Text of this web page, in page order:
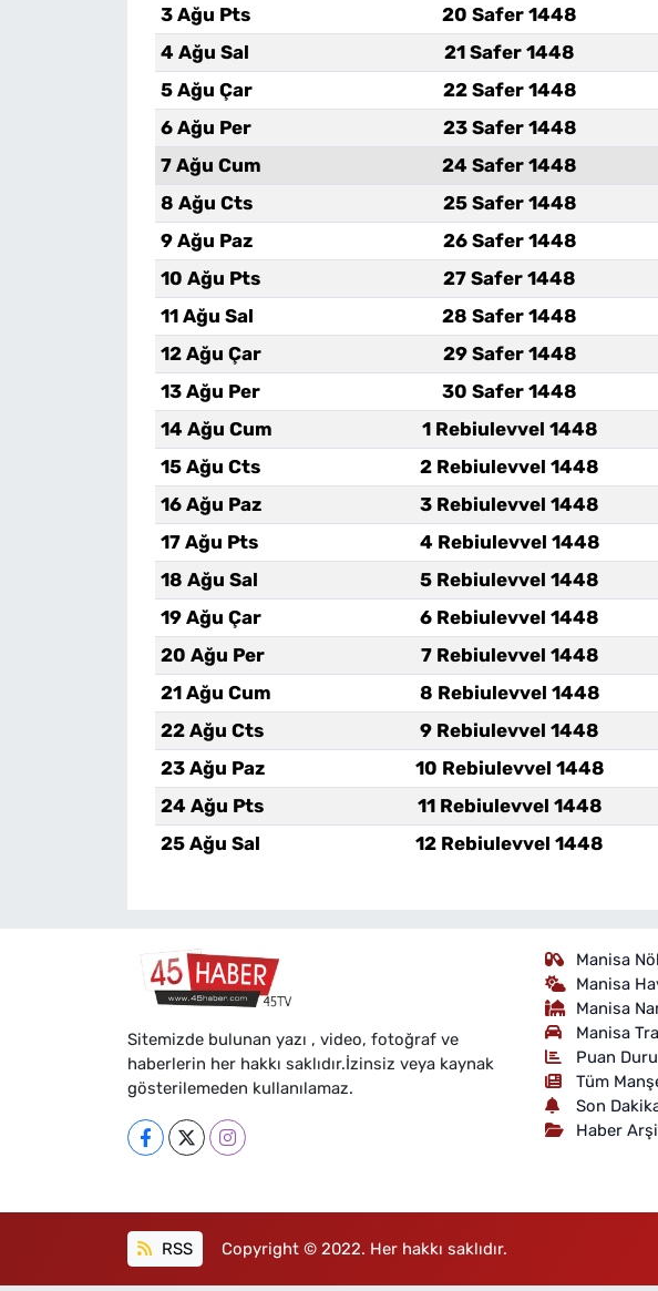
3 Ağu Pts
20 Safer 1448
4 Ağu Sal
21 Safer 1448
5 Ağu Çar
22 Safer 1448
6 Ağu Per
23 Safer 1448
7 Ağu Cum
24 Safer 1448
8 Ağu Cts
25 Safer 1448
9 Ağu Paz
26 Safer 1448
10 Ağu Pts
27 Safer 1448
11 Ağu Sal
28 Safer 1448
12 Ağu Çar
29 Safer 1448
13 Ağu Per
30 Safer 1448
14 Ağu Cum
1 Rebiulevvel 1448
15 Ağu Cts
2 Rebiulevvel 1448
16 Ağu Paz
3 Rebiulevvel 1448
17 Ağu Pts
4 Rebiulevvel 1448
18 Ağu Sal
5 Rebiulevvel 1448
19 Ağu Çar
6 Rebiulevvel 1448
20 Ağu Per
7 Rebiulevvel 1448
21 Ağu Cum
8 Rebiulevvel 1448
22 Ağu Cts
9 Rebiulevvel 1448
23 Ağu Paz
10 Rebiulevvel 1448
24 Ağu Pts
11 Rebiulevvel 1448
25 Ağu Sal
12 Rebiulevvel 1448
Sitemizde bulunan yazı , video, fotoğraf ve
haberlerin her hakkı saklıdır.İzinsiz veya kaynak
gösterilemeden kullanılamaz.
Manisa
Manisa
Manisa
Manisa
Puan
Tüm
Son
Haber
RSS Copyright © 2022. Her hakkı saklıdır.